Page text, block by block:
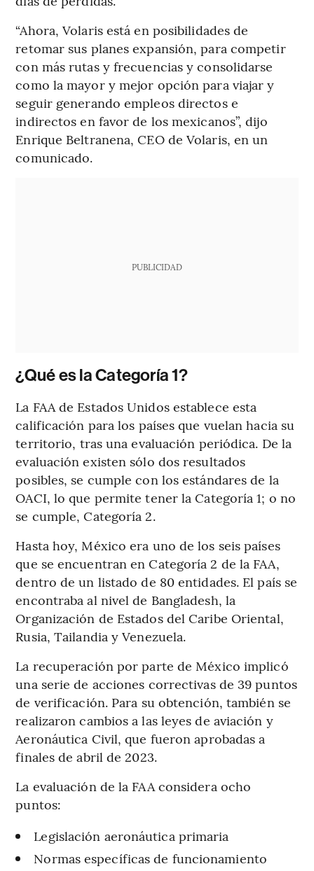
“Ahora, Volaris está en posibilidades de
retomar sus planes expansión, para competir
con más rutas y frecuencias y consolidarse
como la mayor y mejor opción para viajar y
seguir generando empleos directos e
indirectos en favor de los mexicanos”, dijo
Enrique Beltranena, CEO de Volaris, en un
comunicado.
PUBLICIDAD
¿Qué es la Categoría 1?
La FAA de Estados Unidos establece esta
calificación para los países que vuelan hacia su
territorio, tras una evaluación periódica. De la
evaluación existen sólo dos resultados
posibles, se cumple con los estándares de la
OACI, lo que permite tener la Categoría 1; o no
se cumple, Categoría 2.
Hasta hoy, México era uno de los seis países
que se encuentran en Categoría 2 de la FAA,
dentro de un listado de 80 entidades. El país se
encontraba al nivel de Bangladesh, la
Organización de Estados del Caribe Oriental,
Rusia, Tailandia y Venezuela.
La recuperación por parte de México implicó
una serie de acciones correctivas de 39 puntos
de verificación. Para su obtención, también se
realizaron cambios a las leyes de aviación y
Aeronáutica Civil, que fueron aprobadas a
finales de abril de 2023.
La evaluación de la FAA considera ocho
puntos:
Legislación aeronáutica primaria
Normas específicas de funcionamiento